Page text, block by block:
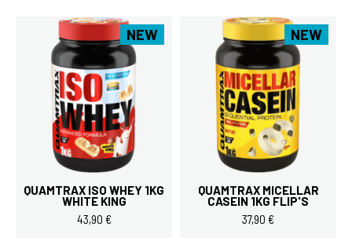
NEW
QUAMTRAX ISO WHEY 1KG
WHITE KING
43,90 €
NEW
QUAMTRAX MICELLAR
CASEIN 1KG FLIP'S
37,90 €